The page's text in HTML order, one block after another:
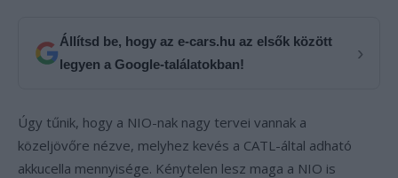
Állítsd be, hogy az e-cars.hu az elsők között
legyen a Google-találatokban!
›
Úgy tűnik, hogy a NIO-nak nagy tervei vannak a
közeljövőre nézve, melyhez kevés a CATL-által adható
akkucella mennyisége. Kénytelen lesz maga a NIO is